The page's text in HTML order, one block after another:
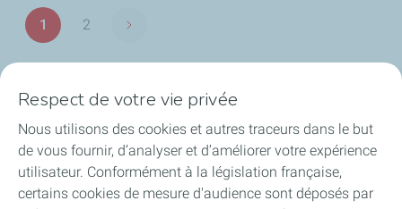
Pagination
Page
1
Page
2
Page suivante
Nos secteurs en Belgique
Nos produits en Belgique
Liens utiles
Respect de votre vie privée
Nous utilisons des cookies et autres traceurs dans le but
de vous fournir, d’analyser et d’améliorer votre expérience
utilisateur. Conformément à la législation française,
certains cookies de mesure d'audience sont déposés par